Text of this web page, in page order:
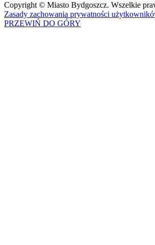
Copyright © Miasto Bydgoszcz. Wszelkie
Zasady zachowania prywatności
PRZEWIŃ DO GÓRY